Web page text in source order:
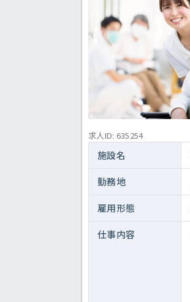
求人ID: 635254
施設名
勤務地
雇用形態
仕事内容